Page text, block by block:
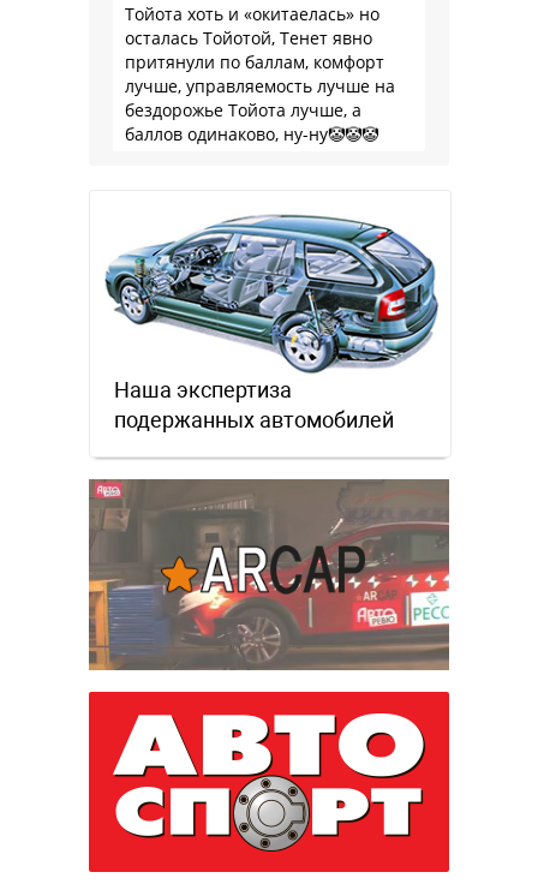
Тойота хоть и «окитаелась» но
осталась Тойотой, Тенет явно
притянули по баллам, комфорт
лучше, управляемость лучше на
бездорожье Тойота лучше, а
баллов одинаково, ну-ну🤡🤡🤡
Наша экспертиза
подержанных автомобилей